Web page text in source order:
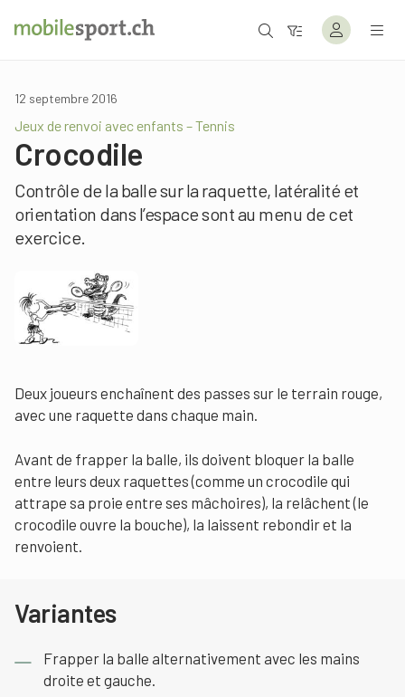
12 septembre 2016
Jeux de renvoi avec enfants – Tennis
Crocodile
Contrôle de la balle sur la raquette, latéralité et
orientation dans l’espace sont au menu de cet
exercice.
Deux joueurs enchaînent des passes sur le terrain rouge,
avec une raquette dans chaque main.
Avant de frapper la balle, ils doivent bloquer la balle
entre leurs deux raquettes (comme un crocodile qui
attrape sa proie entre ses mâchoires), la relâchent (le
crocodile ouvre la bouche), la laissent rebondir et la
renvoient.
Variantes
Frapper la balle alternativement avec les mains
droite et gauche.